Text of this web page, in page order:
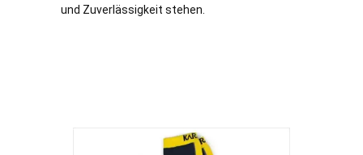
und Zuverlässigkeit stehen.